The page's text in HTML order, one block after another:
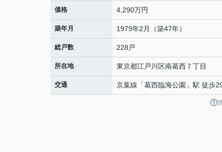
価格 4,290万円
築年月 1979年2月（築47年）
総戸数 228戸
所在地 東京都江戸川区南葛西 ７丁目
交通 京葉線 「葛西臨海公園 」駅 徒歩